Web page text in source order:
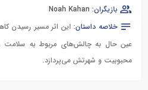
بازیگران: Noah Kahan
خلاصه داستان: این اثر مسیر رسیدن
عین حال به چالش‌های مربوط به سلامت
محبوبیت و شهرتش می‌پردازد.